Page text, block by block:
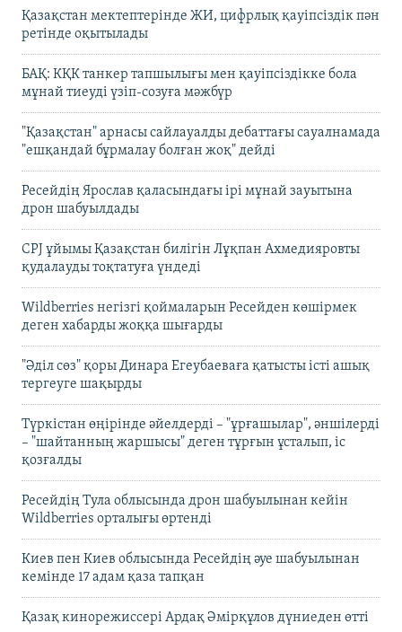
Қазақстан мектептерінде ЖИ, цифрлық қауіпсіздік пән
ретінде оқытылады
БАҚ: КҚК танкер тапшылығы мен қауіпсіздікке бола
мұнай тиеуді үзіп-созуға мәжбүр
"Қазақстан" арнасы сайлауалды дебаттағы сауалнамада
"ешқандай бұрмалау болған жоқ" дейді
Ресейдің Ярослав қаласындағы ірі мұнай зауытына
дрон шабуылдады
CPJ ұйымы Қазақстан билігін Лұқпан Ахмедияровты
қудалауды тоқтатуға үндеді
Wildberries негізгі қоймаларын Ресейден көшірмек
деген хабарды жоққа шығарды
"Әділ сөз" қоры Динара Егеубаеваға қатысты істі ашық
тергеуге шақырды
Түркістан өңірінде әйелдерді – "ұрғашылар", әншілерді
– "шайтанның жаршысы" деген тұрғын ұсталып, іс
қозғалды
Ресейдің Тула облысында дрон шабуылынан кейін
Wildberries орталығы өртенді
Киев пен Киев облысында Ресейдің әуе шабуылынан
кемінде 17 адам қаза тапқан
Қазақ кинорежиссері Ардақ Әмірқұлов дүниеден өтті